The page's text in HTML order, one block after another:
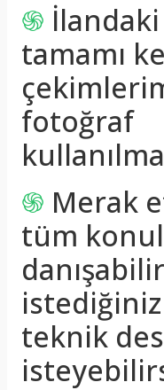
֍
tamamı
fotoğraf
֍ Merak
tüm
teknik